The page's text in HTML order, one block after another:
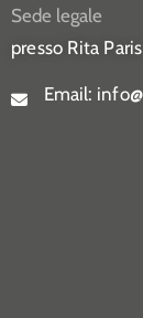
Sede legale
presso Rita
Email: